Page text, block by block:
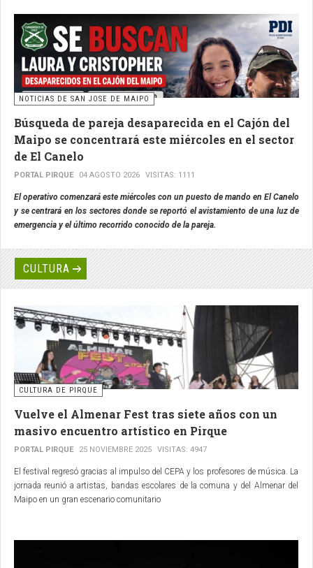
NOTICIAS DE SAN JOSE DE MAIPO
Búsqueda de pareja desaparecida en el Cajón del
Maipo se concentrará este miércoles en el sector
de El Canelo
PORTAL PIRQUE 04 AGOSTO 2026 VISITAS: 1111
El operativo comenzará este miércoles con un puesto de mando en El Canelo
y se centrará en los sectores donde se reportó el avistamiento de una luz de
emergencia y el último recorrido conocido de la pareja.
CULTURA
CULTURA DE PIRQUE
Vuelve el Almenar Fest tras siete años con un
masivo encuentro artístico en Pirque
PORTAL PIRQUE 25 NOVIEMBRE 2025 VISITAS: 4947
El festival regresó gracias al impulso del CEPA y los profesores de música. La
jornada reunió a artistas, bandas escolares de la comuna y del Almenar del
Maipo en un gran escenario comunitario